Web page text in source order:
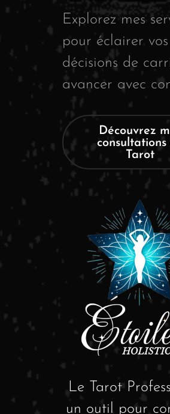
Explorez mes
pour éclairer vos
décisions de
avancer avec
Découvrez
consultations
Tarot
Le Tarot
un outil pour